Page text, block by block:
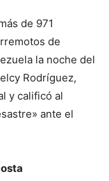
de 971
de
la noche del
Rodríguez,
y calificó al
ante el